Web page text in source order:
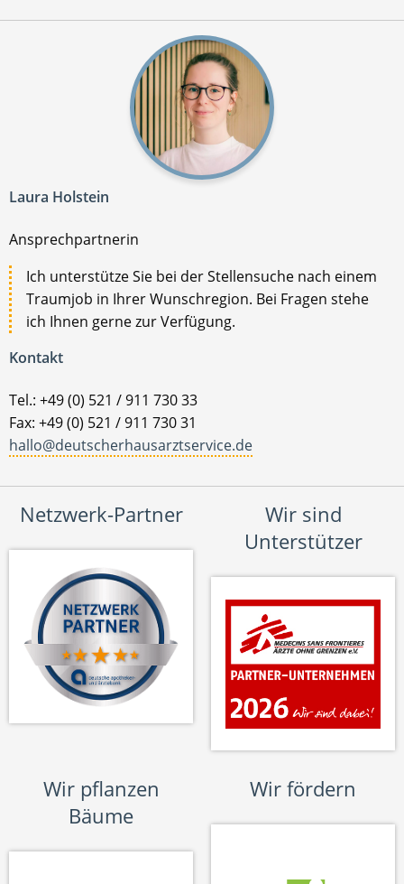
Laura Holstein
Ansprechpartnerin
Ich unterstütze Sie bei der Stellensuche nach einem
Traumjob in Ihrer Wunschregion. Bei Fragen stehe
ich Ihnen gerne zur Verfügung.
Kontakt
Tel.: +49 (0) 521 / 911 730 33
Fax: +49 (0) 521 / 911 730 31
hallo@deutscherhausarztservice.de
Netzwerk-Partner
Wir sind
Unterstützer
Wir pflanzen
Bäume
Wir fördern